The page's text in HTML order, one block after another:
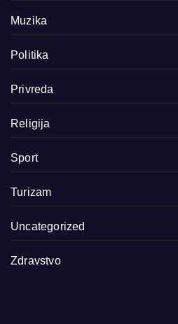
Muzika
Politika
Privreda
Religija
Sport
Turizam
Uncategorized
Zdravstvo